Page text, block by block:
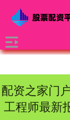
配资之家门
工程师最新